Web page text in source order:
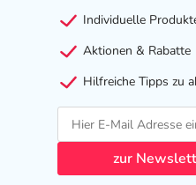
Individuelle
Aktionen & Rabatte
Hilfreiche Tipps zu
zur